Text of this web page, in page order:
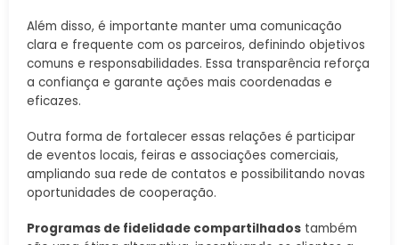
Além disso, é importante manter uma comunicação
clara e frequente com os parceiros, definindo objetivos
comuns e responsabilidades. Essa transparência reforça
a confiança e garante ações mais coordenadas e
eficazes.
Outra forma de fortalecer essas relações é participar
de eventos locais, feiras e associações comerciais,
ampliando sua rede de contatos e possibilitando novas
oportunidades de cooperação.
Programas de fidelidade compartilhados também